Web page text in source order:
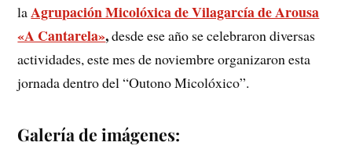
laAgrupación Micolóxica de Vilagarcía de Arousa
«A Cantarela»,desde ese año se celebraron diversas
actividades, este mes de noviembre organizaron esta
jornada dentro del “Outono Micolóxico”.
Galería de imágenes: